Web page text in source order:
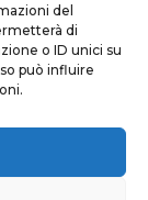
del
di
o ID unici su
può influire
reserved